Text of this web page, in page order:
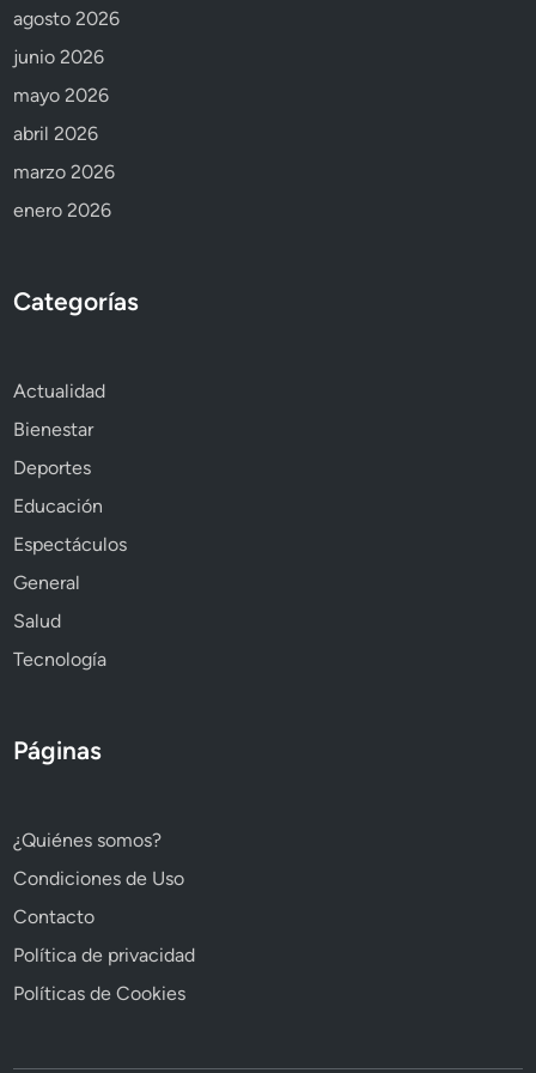
agosto 2026
junio 2026
mayo 2026
abril 2026
marzo 2026
enero 2026
Categorías
Actualidad
Bienestar
Deportes
Educación
Espectáculos
General
Salud
Tecnología
Páginas
¿Quiénes somos?
Condiciones de Uso
Contacto
Política de privacidad
Políticas de Cookies